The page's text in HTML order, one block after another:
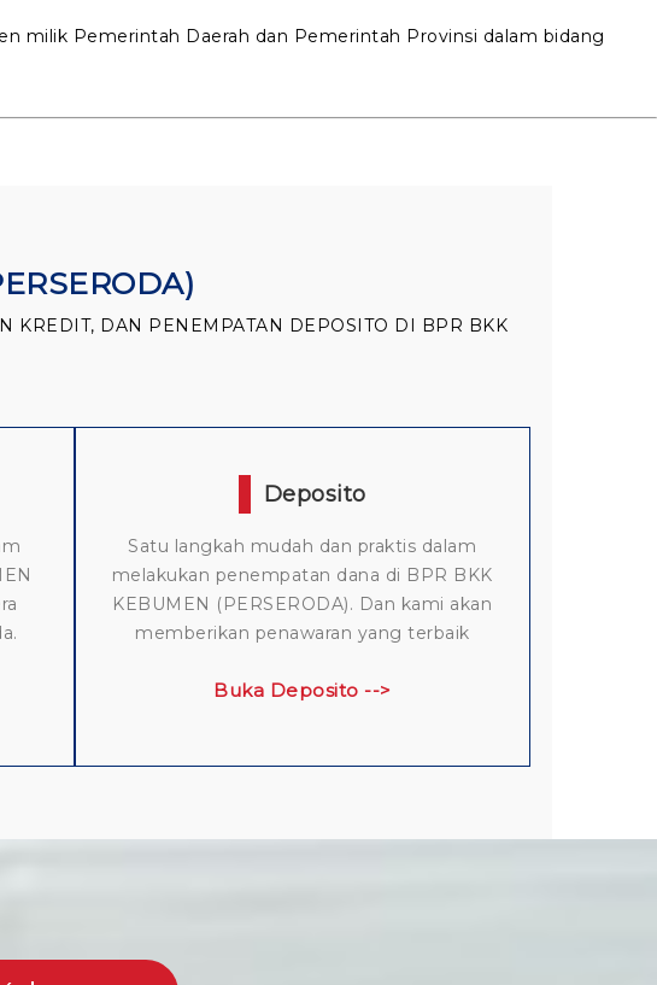
milik Pemerintah Daerah dan Pemerintah Provinsi dalam bidang
KREDIT, DAN PENEMPATAN DEPOSITO DI BPR BKK
Deposito
Satu langkah mudah dan praktis dalam
melakukan penempatan dana di BPR BKK
KEBUMEN (PERSERODA). Dan kami akan
memberikan penawaran yang terbaik
Buka Deposito -->